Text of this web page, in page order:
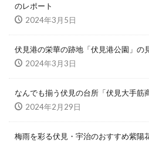
のレポート
2024年3月5日
伏見港の栄華の跡地「伏見港公園」の
2024年3月3日
なんでも揃う伏見の台所「伏見大手筋
2024年2月29日
梅雨を彩る伏見・宇治のおすすめ紫陽